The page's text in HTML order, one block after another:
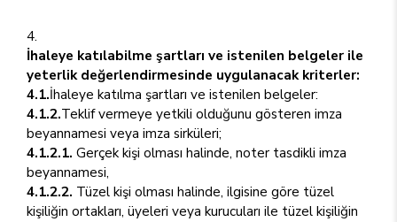
İhaleye katılabilme şartları ve istenilen belgeler ile
yeterlik değerlendirmesinde uygulanacak kriterler:
4.1.İhaleye katılma şartları ve istenilen belgeler:
4.1.2.Teklif vermeye yetkili olduğunu gösteren imza
beyannamesi veya imza sirküleri;
4.1.2.1. Gerçek kişi olması halinde, noter tasdikli imza
beyannamesi,
4.1.2.2. Tüzel kişi olması halinde, ilgisine göre tüzel
kişiliğin ortakları, üyeleri veya kurucuları ile tüzel kişiliğin